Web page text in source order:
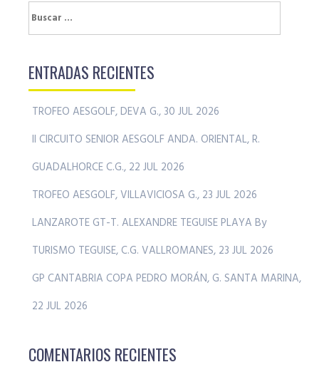
Buscar:
ENTRADAS RECIENTES
TROFEO AESGOLF, DEVA G., 30 JUL 2026
II CIRCUITO SENIOR AESGOLF ANDA. ORIENTAL, R.
GUADALHORCE C.G., 22 JUL 2026
TROFEO AESGOLF, VILLAVICIOSA G., 23 JUL 2026
LANZAROTE GT-T. ALEXANDRE TEGUISE PLAYA By
TURISMO TEGUISE, C.G. VALLROMANES, 23 JUL 2026
GP CANTABRIA COPA PEDRO MORÁN, G. SANTA MARINA,
22 JUL 2026
COMENTARIOS RECIENTES